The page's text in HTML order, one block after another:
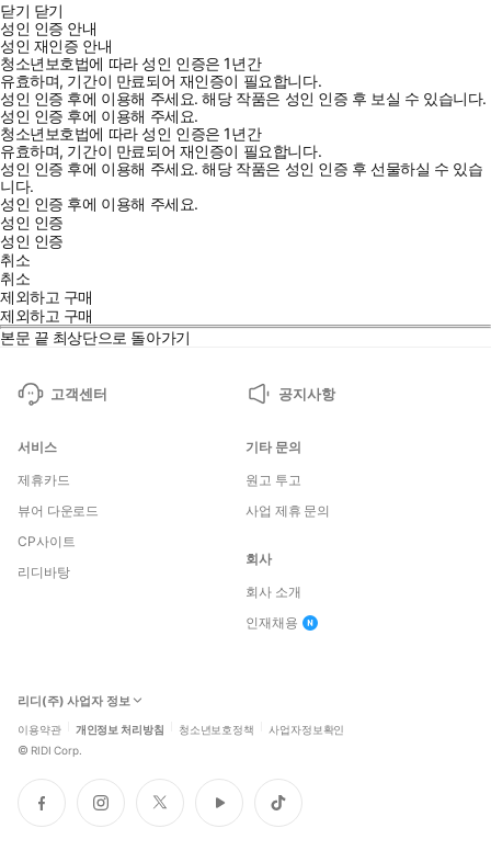
닫기 닫기
성인 인증 안내
성인 재인증 안내
청소년보호법에 따라 성인 인증은 1년간
유효하며, 기간이 만료되어 재인증이 필요합니다.
성인 인증 후에 이용해 주세요.해당 작품은 성인 인증 후 보실 수 있습니다.
성인 인증 후에 이용해 주세요.
청소년보호법에 따라 성인 인증은 1년간
유효하며, 기간이 만료되어 재인증이 필요합니다.
성인 인증 후에 이용해 주세요.해당 작품은 성인 인증 후 선물하실 수 있습
니다.
성인 인증 후에 이용해 주세요.
성인 인증
성인 인증
취소
취소
제외하고 구매
제외하고 구매
본문 끝 최상단으로 돌아가기
고객센터 공지사항
서비스
제휴카드
뷰어 다운로드
CP사이트
리디바탕
기타 문의
원고 투고
사업 제휴 문의
회사
회사 소개
인재채용
리디(주) 사업자 정보
이용약관 개인정보 처리방침 청소년보호정책 사업자정보확인
© RIDI Corp.
페
이
인
스
트
위
유
튜
틱
톡